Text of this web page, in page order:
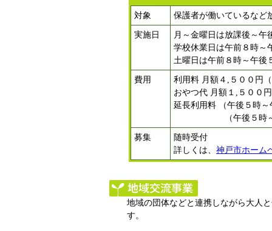
対象
保護者が働いているなど
実施日
月～金曜日は放課後～午
学校休業日は午前８時～
土曜日は午前８時～午後
費用
利用料 月額４,５００円
おやつ代 月額１,５００円
延長利用料 （午後５時
（午後５時～午後
募集
随時受付
詳しくは、 神戸市ホーム
地域の団体などと連携しながら大人
す。